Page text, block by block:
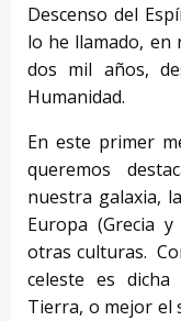
Descenso del
lo he llamado, en
dos mil años,
Humanidad.
En este primer
queremos
nuestra galaxia,
Europa (Grecia
otras culturas.
celeste es
Tierra, o mejor el